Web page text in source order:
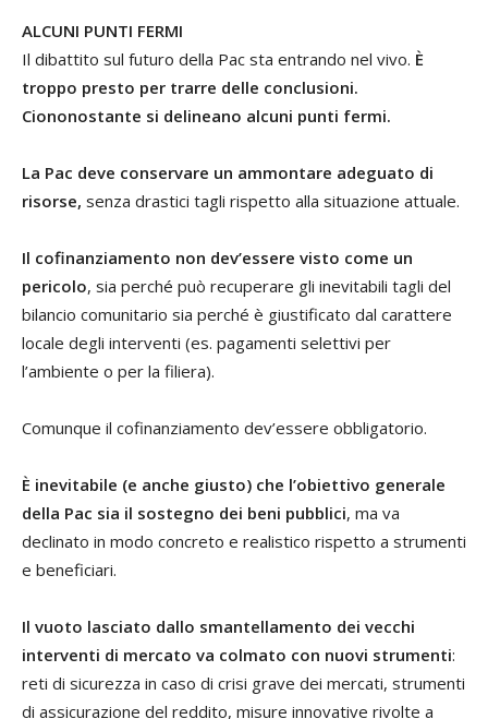
ALCUNI PUNTI FERMI
Il dibattito sul futuro della Pac sta entrando nel vivo. È
troppo presto per trarre delle conclusioni.
Ciononostante si delineano alcuni punti fermi.
La Pac deve conservare un ammontare adeguato di
risorse, senza drastici tagli rispetto alla situazione attuale.
Il cofinanziamento non dev’essere visto come un
pericolo, sia perché può recuperare gli inevitabili tagli del
bilancio comunitario sia perché è giustificato dal carattere
locale degli interventi (es. pagamenti selettivi per
l’ambiente o per la filiera).
Comunque il cofinanziamento dev’essere obbligatorio.
È inevitabile (e anche giusto) che l’obiettivo generale
della Pac sia il sostegno dei beni pubblici, ma va
declinato in modo concreto e realistico rispetto a strumenti
e beneficiari.
Il vuoto lasciato dallo smantellamento dei vecchi
interventi di mercato va colmato con nuovi strumenti:
reti di sicurezza in caso di crisi grave dei mercati, strumenti
di assicurazione del reddito, misure innovative rivolte a